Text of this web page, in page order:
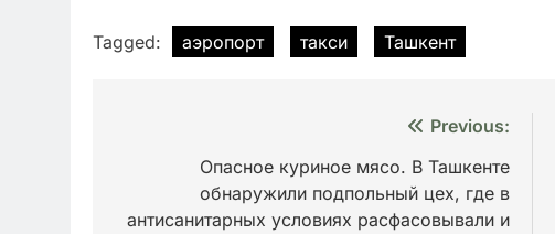
Tagged: аэропорт такси Ташкент
записям
Previous:
Опасное куриное мясо. В Ташкенте
обнаружили подпольный цех, где в
антисанитарных условиях расфасовывали и